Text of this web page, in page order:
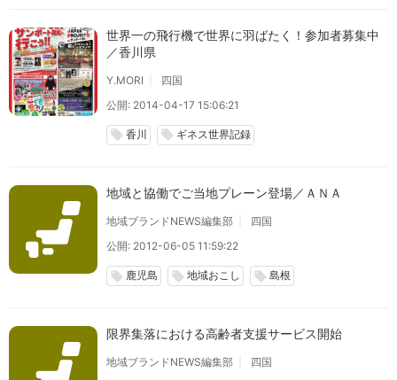
世界一の飛行機で世界に羽ばたく！参加者募集中
／香川県
Y.MORI
四国
公開: 2014-04-17 15:06:21
local_offer 香川 local_offer ギネス世界記録
地域と協働でご当地プレーン登場／ＡＮＡ
地域ブランドNEWS編集部
四国
公開: 2012-06-05 11:59:22
local_offer 鹿児島 local_offer 地域おこし local_offer 島根
限界集落における高齢者支援サービス開始
地域ブランドNEWS編集部 四国